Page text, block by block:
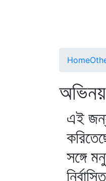
Home
এই
সঙ্গে